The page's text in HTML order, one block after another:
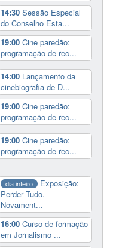
14:30Sessão Especial
do Conselho Esta...
19:00Cine paredão:
programação de rec...
14:00 Lançamento da
cinebiografia de D...
19:00Cine paredão:
programação de rec...
19:00Cine paredão:
programação de rec...
dia inteiro
Exposição:
Perder Tudo.
Novament...
16:00Curso de formação
em Jornalismo ...